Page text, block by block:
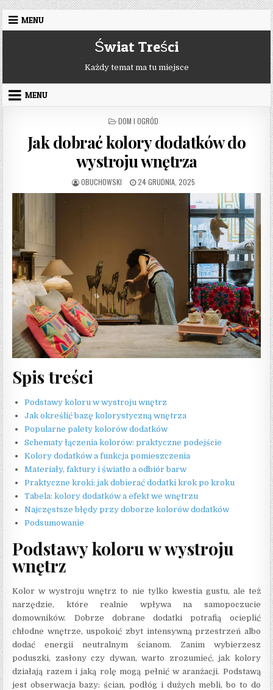
Skip to content
MENU
Świat Treści
Każdy temat ma tu miejsce
MENU
POSTED IN
DOM I OGRÓD
Jak dobrać kolory dodatków do
wystroju wnętrza
AUTHOR:
OBUCHOWSKI PUBLISHED DATE:
24 GRUDNIA, 2025
Spis treści
Podstawy koloru w wystroju wnętrz
Jak określić bazę kolorystyczną wnętrza
Popularne palety kolorów dodatków
Schematy łączenia kolorów: praktyczne podejście
Kolory dodatków a funkcja pomieszczenia
Materiały, faktury i światło a odbiór barw
Praktyczne kroki: jak dobierać dodatki krok po kroku
Tabela: kolory dodatków a efekt we wnętrzu
Najczęstsze błędy przy doborze kolorów dodatków
Podsumowanie
Podstawy koloru w wystroju
wnętrz
Kolor w wystroju wnętrz to nie tylko kwestia gustu, ale też
narzędzie, które realnie wpływa na samopoczucie
domowników. Dobrze dobrane dodatki potrafią ocieplić
chłodne wnętrze, uspokoić zbyt intensywną przestrzeń albo
dodać energii neutralnym ścianom. Zanim wybierzesz
poduszki, zasłony czy dywan, warto zrozumieć, jak kolory
działają razem i jaką rolę mogą pełnić w aranżacji. Podstawą
jest obserwacja bazy: ścian, podłóg i dużych mebli, bo to do